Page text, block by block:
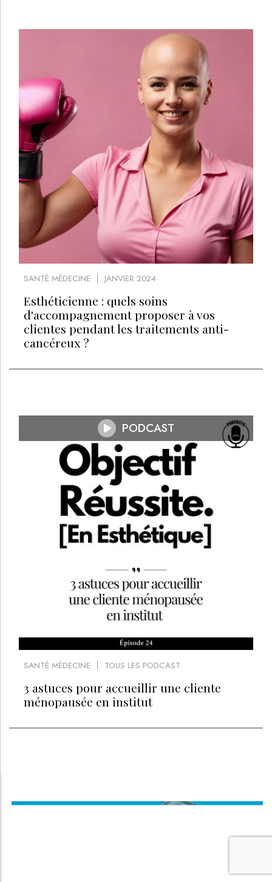
SANTÉ MÉDECINE JANVIER 2024
Esthéticienne : quels soins
d'accompagnement proposer à vos
clientes pendant les traitements anti-
cancéreux ?
PODCAST
SANTÉ MÉDECINE TOUS LES PODCAST
3 astuces pour accueillir une cliente
ménopausée en institut